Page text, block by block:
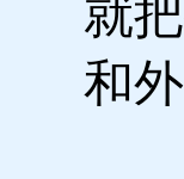
就
和